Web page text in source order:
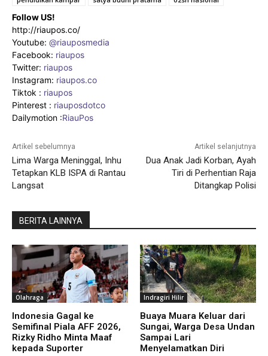
Follow US!
http://riaupos.co/
Youtube: @riauposmedia
Facebook: riaupos
Twitter: riaupos
Instagram: riaupos.co
Tiktok : riaupos
Pinterest : riauposdotco
Dailymotion :RiauPos
Artikel sebelumnya
Lima Warga Meninggal, Inhu
Tetapkan KLB ISPA di Rantau
Langsat
Artikel selanjutnya
Dua Anak Jadi Korban, Ayah
Tiri di Perhentian Raja
Ditangkap Polisi
BERITA LAINNYA
Olahraga
Indonesia Gagal ke
Semifinal Piala AFF 2026,
Rizky Ridho Minta Maaf
kepada Suporter
Indragiri Hilir
Buaya Muara Keluar dari
Sungai, Warga Desa Undan
Sampai Lari
Menyelamatkan Diri